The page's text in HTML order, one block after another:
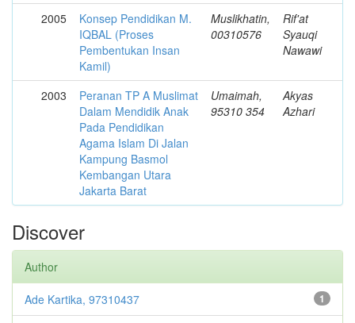
2005
Konsep Pendidikan M.
IQBAL (Proses
Pembentukan Insan
Kamil)
Muslikhatin,
00310576
Rif'at
Syauqi
Nawawi
2003
Peranan TP A Muslimat
Dalam Mendidik Anak
Pada Pendidikan
Agama Islam Di Jalan
Kampung Basmol
Kembangan Utara
Jakarta Barat
Umaimah,
95310 354
Akyas
Azhari
Discover
Author
1
Ade Kartika, 97310437